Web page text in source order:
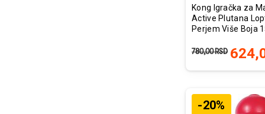
Kong Igračka za
Active Plutana
Perjem Više Boja
780,00RSD
-20%